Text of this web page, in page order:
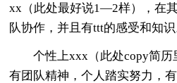
xx（此处最好说1—2样），在
队协作，并且有ttt的感受和知识
个性上xxx（此处copy简
有团队精神，个人踏实努力，有